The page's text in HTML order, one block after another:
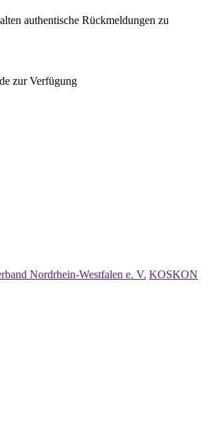
authentische Rückmeldungen zu
zur Verfügung
Nordrhein-Westfalen e. V. KOSKON